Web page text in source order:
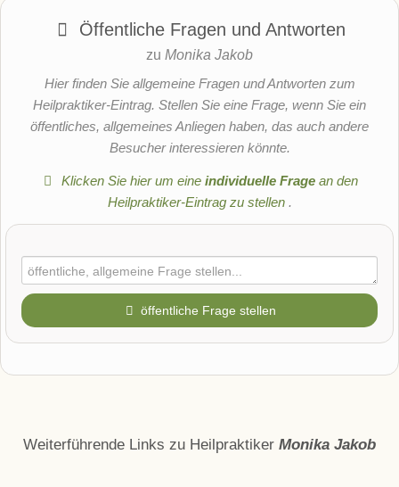
Öffentliche Fragen und Antworten
zu Monika Jakob
Hier finden Sie allgemeine Fragen und Antworten zum
Heilpraktiker-Eintrag. Stellen Sie eine Frage, wenn Sie ein
öffentliches, allgemeines Anliegen haben, das auch andere
Besucher interessieren könnte.
Klicken Sie hier um eineindividuelle Frage an den
Heilpraktiker-Eintrag zu stellen .
öffentliche Frage stellen
Weiterführende Links zu Heilpraktiker Monika Jakob